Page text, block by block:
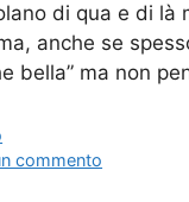
di qua e di là
anche se
bella” ma non
commento